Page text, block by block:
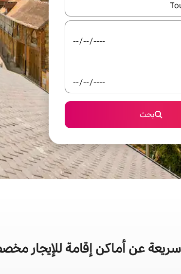
انتقل باستخدام السهمين لأعلى ولأسفل أو استكشف عن طريق
بحث
عن أماكن إقامة للإيجار